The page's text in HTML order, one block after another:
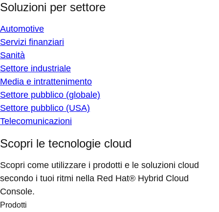
Soluzioni per settore
Automotive
Servizi finanziari
Sanità
Settore industriale
Media e intrattenimento
Settore pubblico (globale)
Settore pubblico (USA)
Telecomunicazioni
Scopri le tecnologie cloud
Scopri come utilizzare i prodotti e le soluzioni cloud
secondo i tuoi ritmi nella Red Hat® Hybrid Cloud
Console.
Prodotti